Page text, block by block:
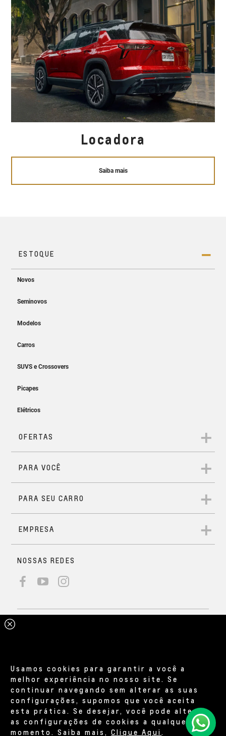
Locadora
Saiba mais
Usamos cookies para garantir a você a
melhor experiência no nosso site. Se
continuar navegando sem alterar as suas
configurações, supomos que você aceita
esta prática. Se desejar, você pode alterar
as configurações de cookies a qualquer
momento. Saiba mais,Clique Aqui.